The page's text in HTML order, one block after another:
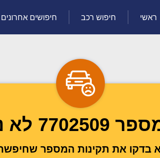
ראשי חיפוש רכב חיפושים אחרונים
לא נמצא
בדקו את תקינות המספר